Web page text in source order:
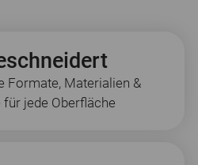
Formate, Materialien &
jede Oberfläche